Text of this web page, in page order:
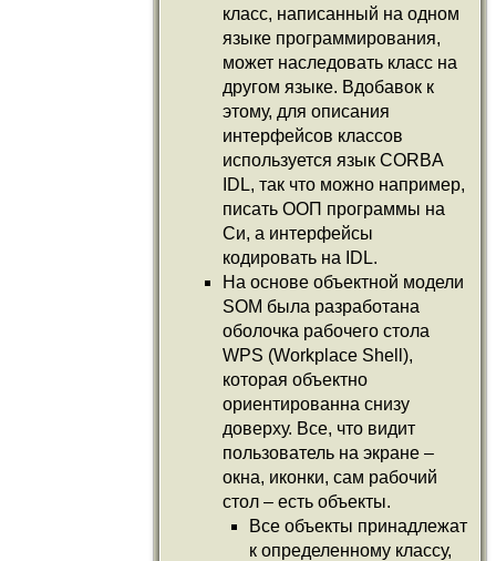
класс, написанный на одном
языке программирования,
может наследовать класс на
другом языке. Вдобавок к
этому, для описания
интерфейсов классов
используется язык CORBA
IDL, так что можно например,
писать ООП программы на
Си, а интерфейсы
кодировать на IDL.
На основе объектной модели
SOM была разработана
оболочка рабочего стола
WPS (Workplace Shell),
которая объектно
ориентированна снизу
доверху. Все, что видит
пользователь на экране –
окна, иконки, сам рабочий
стол – есть объекты.
Все объекты принадлежат
к определенному классу,